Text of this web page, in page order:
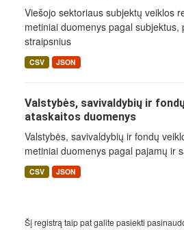
Viešojo sektoriaus subjektų veiklos
metiniai duomenys pagal subjektus,
straipsnius
CSV JSON
Valstybės, savivaldybių ir
ataskaitos duomenys
Valstybės, savivaldybių ir fondų
metiniai duomenys pagal pajamų ir
CSV JSON
Šį registrą taip pat galite pasiekti